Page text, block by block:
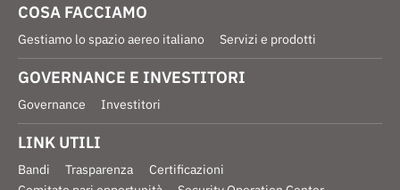
COSA FACCIAMO
Gestiamo lo spazio aereo italiano Servizi e prodotti
GOVERNANCE E INVESTITORI
Governance Investitori
LINK UTILI
Bandi Trasparenza
Certificazioni